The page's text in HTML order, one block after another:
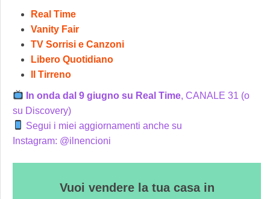
Real Time
Vanity Fair
TV Sorrisi e Canzoni
Libero Quotidiano
Il Tirreno
In onda dal 9 giugno su Real Time, CANALE 31 (o
su Discovery)
Segui i miei aggiornamenti anche su
Instagram: @ilnencioni
Vuoi vendere la tua casa in